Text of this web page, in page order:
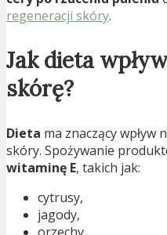
regeneracji skóry.
Jak dieta
skórę?
Dieta ma znaczący wpływ
skóry. Spożywanie
witaminę E, takich jak:
cytrusy,
jagody,